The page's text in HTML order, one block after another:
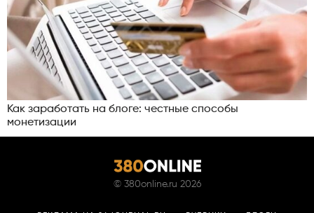
Как заработать на блоге: честные способы
монетизации
© 380online.ru 2026